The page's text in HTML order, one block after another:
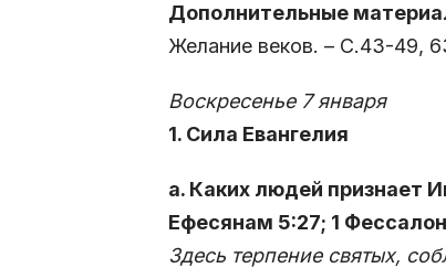
Дополнительные
Желание веков. – С.43-49,
Воскресенье 7 января
1. Сила Евангелия
а. Каких людей признает
Ефесянам 5:27; 1
Здесь терпение святых,